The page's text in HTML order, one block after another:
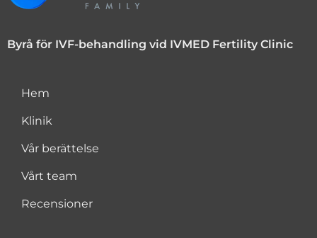
Byrå för IVF-behandling vid IVMED Fertility Clinic
Hem
Klinik
Vår berättelse
Vårt team
Recensioner